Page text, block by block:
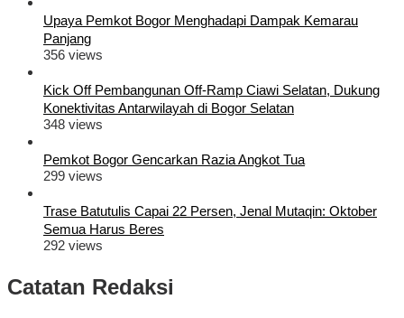
Upaya Pemkot Bogor Menghadapi Dampak Kemarau
Panjang
356 views
Kick Off Pembangunan Off-Ramp Ciawi Selatan, Dukung
Konektivitas Antarwilayah di Bogor Selatan
348 views
Pemkot Bogor Gencarkan Razia Angkot Tua
299 views
Trase Batutulis Capai 22 Persen, Jenal Mutaqin: Oktober
Semua Harus Beres
292 views
Catatan Redaksi